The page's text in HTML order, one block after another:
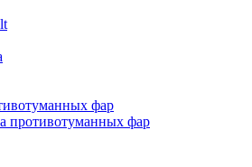
фар
противотуманных фар